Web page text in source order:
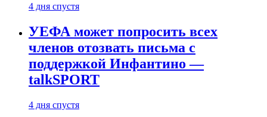
4 дня спустя
УЕФА может попросить всех
членов отозвать письма с
поддержкой Инфантино —
talkSPORT
4 дня спустя